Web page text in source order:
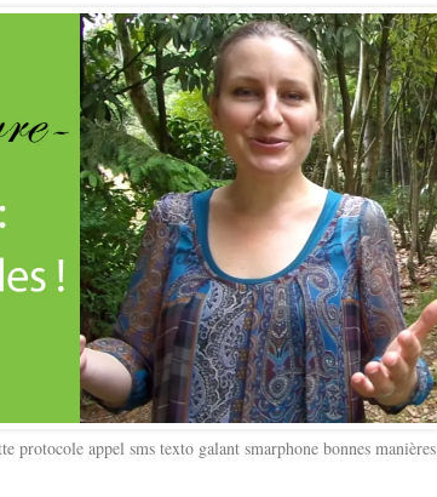
protocole appel sms texto galant smarphone bonnes manières